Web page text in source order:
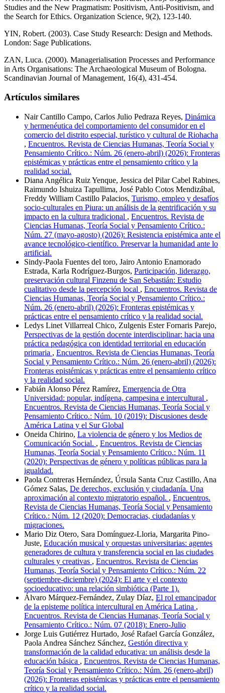
Studies and the New Pragmatism: Positivism, Anti-Positivism, and
the Search for Ethics. Organization Science, 9(2), 123-140.
YIN, Robert. (2003). Case Study Research: Design and Methods.
London: Sage Publications.
ZAN, Luca. (2000). Managerialisation Processes and Performance
in Arts Organisations: The Archaeological Museum of Bologna.
Scandinavian Journal of Management, 16(4), 431-454.
Artículos similares
Nair Cantillo Campo, Carlos Julio Pedraza Reyes, Dinámica
y hermenéutica del comportamiento del consumidor en el
comercio del distrito especial, turístico y cultural de Riohacha
, Encuentros. Revista de Ciencias Humanas, Teoría Social y
Pensamiento Crítico.: Núm. 26 (enero-abril) (2026): Fronteras
epistémicas y prácticas entre el pensamiento crítico y la
realidad social.
Diana Angélica Ruiz Yenque, Jessica del Pilar Cabel Rabines,
Raimundo Ishuiza Tapullima, José Pablo Cotos Mendizábal,
Freddy William Castillo Palacios, Turismo, empleo y desafíos
socio-culturales en Piura: un análisis de la gentrificación y su
impacto en la cultura tradicional , Encuentros. Revista de
Ciencias Humanas, Teoría Social y Pensamiento Crítico.:
Núm. 27 (mayo-agosto) (2026): Resistencia epistémica ante el
avance tecnológico-científico. Preservar la humanidad ante lo
artificial.
Sindy-Paola Fuentes del toro, Jairo Antonio Enamorado
Estrada, Karla Rodríguez-Burgos, Participación, liderazgo,
preservación cultural Finzenu de San Sebastián: Estudio
cualitativo desde la percepción local , Encuentros. Revista de
Ciencias Humanas, Teoría Social y Pensamiento Crítico.:
Núm. 26 (enero-abril) (2026): Fronteras epistémicas y
prácticas entre el pensamiento crítico y la realidad social.
Ledys Linet Villarreal Chico, Zulgenis Ester Fornaris Parejo,
Perspectivas de la gestión docente interdisciplinar: hacia una
práctica pedagógica con identidad territorial en educación
primaria , Encuentros. Revista de Ciencias Humanas, Teoría
Social y Pensamiento Crítico.: Núm. 26 (enero-abril) (2026):
Fronteras epistémicas y prácticas entre el pensamiento crítico
y la realidad social.
Fabián Alonso Pérez Ramírez, Emergencia de Otra
Universidad: popular, indígena, campesina e intercultural ,
Encuentros. Revista de Ciencias Humanas, Teoría Social y
Pensamiento Crítico.: Núm. 10 (2019): Discusiones desde
América Latina y el Sur Global
Oneida Chirino, La violencia de género y los Medios de
Comunicación Social. , Encuentros. Revista de Ciencias
Humanas, Teoría Social y Pensamiento Crítico.: Núm. 11
(2020): Perspectivas de género y políticas públicas para la
igualdad.
Paola Contreras Hernández, Úrsula Santa Cruz Castillo, Ana
Gómez Salas, De derechos, exclusión y ciudadanía. Una
aproximación al contexto migratorio español. , Encuentros.
Revista de Ciencias Humanas, Teoría Social y Pensamiento
Crítico.: Núm. 12 (2020): Democracias, ciudadanías y
migraciones.
Mario Diz Otero, Sara Domínguez-Lloria, Margarita Pino-
Juste, Educación musical y orquestas universitarias: agentes
generadores de cultura y transferencia social en las ciudades
culturales y creativas , Encuentros. Revista de Ciencias
Humanas, Teoría Social y Pensamiento Crítico.: Núm. 22
(septiembre-diciembre) (2024): El arte y el contexto
socioeducativo: una relación simbiótica (Parte 1).
Álvaro Márquez-Fernández, Zulay Díaz, El rol emancipador
de la episteme política intercultural en América Latina ,
Encuentros. Revista de Ciencias Humanas, Teoría Social y
Pensamiento Crítico.: Núm. 07 (2018): Enero-Julio
Jorge Luis Gutiérrez Hurtado, José Rafael García González,
Paola Andrea Sánchez Sánchez, Gestión directiva y
transformación de la calidad educativa: un análisis desde la
educación básica , Encuentros. Revista de Ciencias Humanas,
Teoría Social y Pensamiento Crítico.: Núm. 26 (enero-abril)
(2026): Fronteras epistémicas y prácticas entre el pensamiento
crítico y la realidad social.